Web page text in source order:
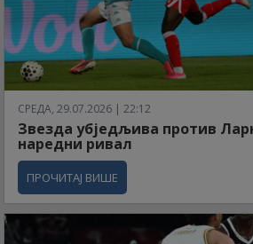
СРЕДА, 29.07.2026 | 22:12
Звезда убједљива против
наредни ривал
ПРОЧИТАЈ ВИШЕ